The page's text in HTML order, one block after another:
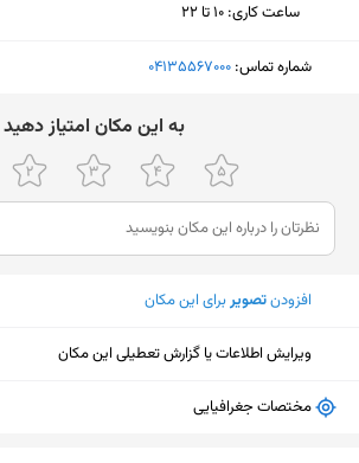
ساعت کاری: ۱۰ تا ۲۲
دوشنبه (امروز)
پنجشنبه
جمعه
شنبه
یکشنبه
شماره تماس: ‎04135567000
ﺑﻪ اﯾﻦ ﻣﮑﺎن اﻣﺘﯿﺎز دﻫﯿﺪ
افزودنتصویربرای این مکان
ویرایش اطلاعات یا گزارش تعطیلی این مکان
مختصات جغرافیایی